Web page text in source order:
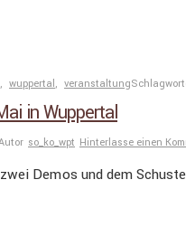
, wuppertal, veranstaltung
in Wuppertal
so_ko_wpt Hinterlasse einen
Demos und dem